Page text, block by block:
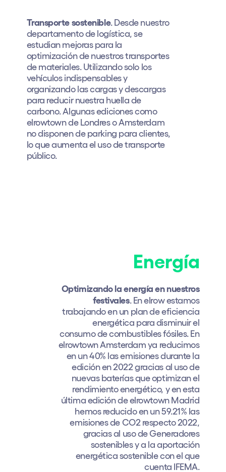
Transporte sostenible. Desde nuestro
departamento de logística, se
estudian mejoras para la
optimización de nuestros transportes
de materiales. Utilizando solo los
vehículos indispensables y
organizando las cargas y descargas
para reducir nuestra huella de
carbono. Algunas ediciones como
elrowtown de Londres o Amsterdam
no disponen de parking para clientes,
lo que aumenta el uso de transporte
público.
Energía
Optimizando la energía en nuestros
festivales. En elrow estamos
trabajando en un plan de eficiencia
energética para disminuir el
consumo de combustibles fósiles. En
elrowtown Amsterdam ya reducimos
en un 40% las emisiones durante la
edición en 2022 gracias al uso de
nuevas baterías que optimizan el
rendimiento energético, y en esta
última edición de elrowtown Madrid
hemos reducido en un 59.21% las
emisiones de CO2 respecto 2022,
gracias al uso de Generadores
sostenibles y a la aportación
energética sostenible con el que
cuenta IFEMA.